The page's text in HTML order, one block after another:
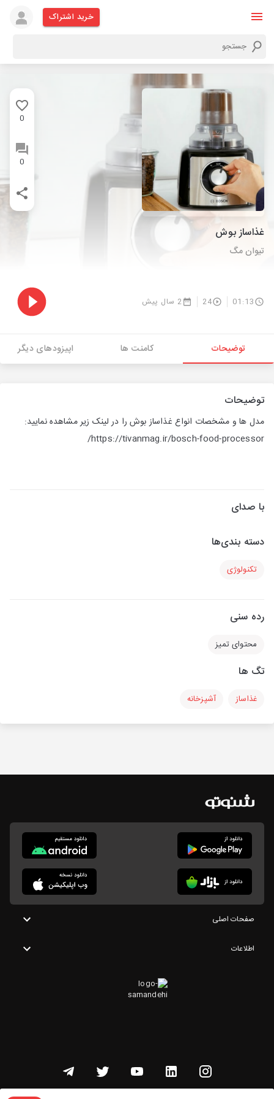
خرید اشتراک
0
0
غذاساز بوش
تیوان مگ
01:13
24 2 سال پیش
توضیحات کامنت ها اپیزودهای دیگر
توضیحات
مدل ها و مشخصات انواع غذاساز بوش را در لینک زیر مشاهده نمایید:
https://tivanmag.ir/bosch-food-processor/
با صدای
دسته بندی‌ها
تکنولوژی
رده سنی
محتوای تمیز
تگ ها
غذاساز آشپزخانه
صفحات اصلی
اطلاعات